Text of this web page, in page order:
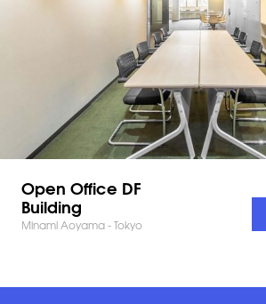
Open Office DF
Building
Minami Aoyama - Tokyo